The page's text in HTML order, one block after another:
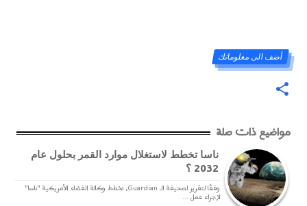
أضف الى معلوماتك
مواضيع ذات صلة
ناسا تخطط لاستغلال موارد القمر بحلول عام
2032 ؟
وفقًا لتقرير لصحيفة الـ Guardian، تخطط وكالة الفضاء الأمريكية "ناسا"
لإجراء عمل ...